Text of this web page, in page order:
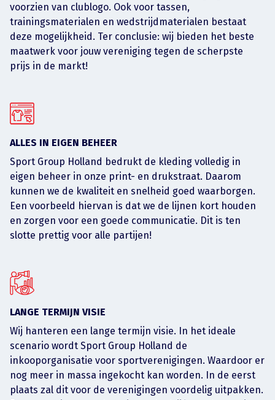
voorzien van clublogo. Ook voor tassen,
trainingsmaterialen en wedstrijdmaterialen bestaat
deze mogelijkheid. Ter conclusie: wij bieden het beste
maatwerk voor jouw vereniging tegen de scherpste
prijs in de markt!
ALLES IN EIGEN BEHEER
Sport Group Holland bedrukt de kleding volledig in
eigen beheer in onze print- en drukstraat. Daarom
kunnen we de kwaliteit en snelheid goed waarborgen.
Een voorbeeld hiervan is dat we de lijnen kort houden
en zorgen voor een goede communicatie. Dit is ten
slotte prettig voor alle partijen!
LANGE TERMIJN VISIE
Wij hanteren een lange termijn visie. In het ideale
scenario wordt Sport Group Holland de
inkooporganisatie voor sportverenigingen. Waardoor er
nog meer in massa ingekocht kan worden. In de eerst
plaats zal dit voor de verenigingen voordelig uitpakken.